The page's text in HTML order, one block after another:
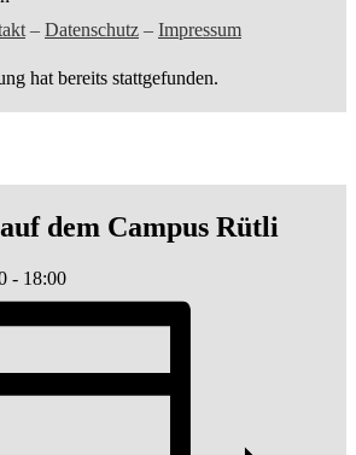
– Datenschutz – Impressum
hat bereits stattgefunden.
dem Campus Rütli
- 18:00